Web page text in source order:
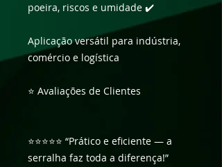
poeira, riscos e umidade ✔️
Aplicação versátil para indústria,
comércio e logística
⭐ Avaliações de Clientes
⭐⭐⭐⭐⭐ “Prático e eficiente — a
serralha faz toda a diferença!”